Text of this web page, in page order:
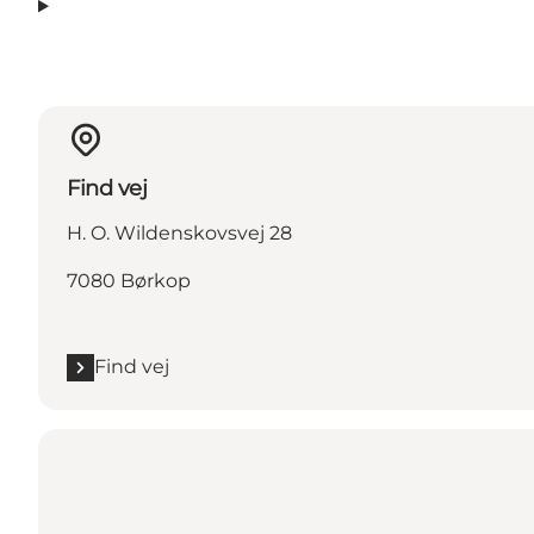
Find vej
H. O. Wildenskovsvej 28
7080 Børkop
Find vej